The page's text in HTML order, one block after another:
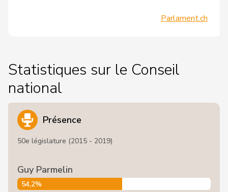
Parlament.ch
Statistiques sur le Conseil
national
Présence
50e législature (2015 - 2019)
Guy Parmelin
54,2%